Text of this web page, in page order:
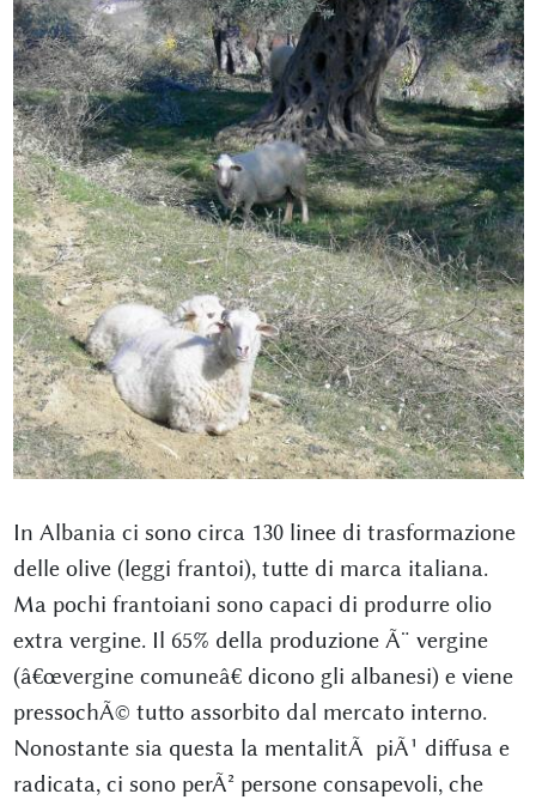
In Albania ci sono circa 130 linee di trasformazione
delle olive (leggi frantoi), tutte di marca italiana.
Ma pochi frantoiani sono capaci di produrre olio
extra vergine. Il 65% della produzione Ã¨ vergine
(â€œvergine comuneâ€ dicono gli albanesi) e viene
pressochÃ© tutto assorbito dal mercato interno.
Nonostante sia questa la mentalitÃ piÃ¹ diffusa e
radicata, ci sono perÃ² persone consapevoli, che